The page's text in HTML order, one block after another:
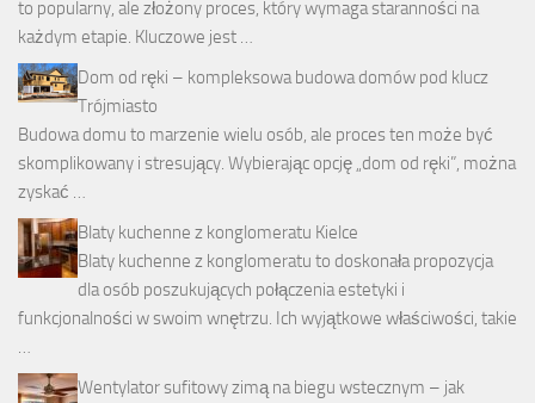
to popularny, ale złożony proces, który wymaga staranności na
każdym etapie. Kluczowe jest …
Dom od ręki – kompleksowa budowa domów pod klucz
Trójmiasto
Budowa domu to marzenie wielu osób, ale proces ten może być
skomplikowany i stresujący. Wybierając opcję „dom od ręki”, można
zyskać …
Blaty kuchenne z konglomeratu Kielce
Blaty kuchenne z konglomeratu to doskonała propozycja
dla osób poszukujących połączenia estetyki i
funkcjonalności w swoim wnętrzu. Ich wyjątkowe właściwości, takie
…
Wentylator sufitowy zimą na biegu wstecznym – jak